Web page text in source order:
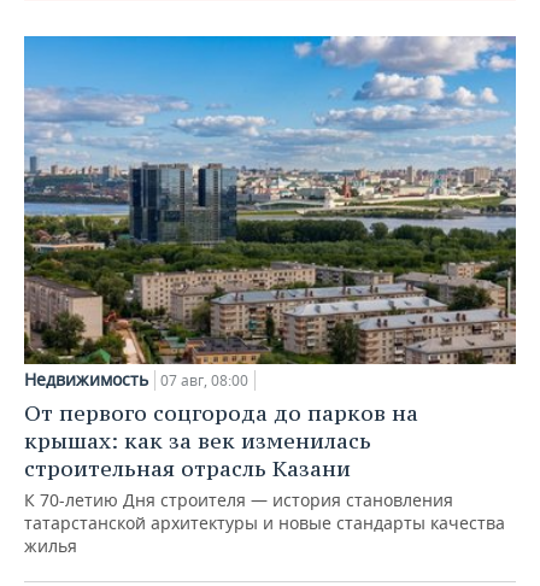
Недвижимость 07 авг, 08:00
От первого соцгорода до парков на
крышах: как за век изменилась
строительная отрасль Казани
К 70-летию Дня строителя — история становления
татарстанской архитектуры и новые стандарты качества
жилья